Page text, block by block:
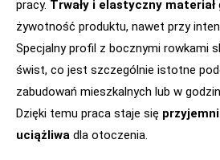
pracy. Trwały i elastyczny materiał
żywotność produktu, nawet przy
Specjalny profil z bocznymi rowkami
świst, co jest szczególnie istotne
zabudowań mieszkalnych lub w
Dzięki temu praca staje się
uciążliwa dla otoczenia.